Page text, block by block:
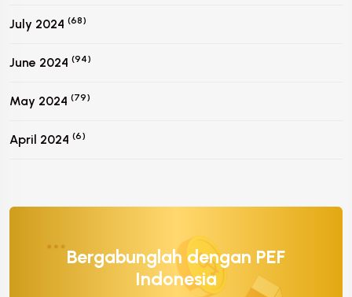
July 2024 (68)
June 2024 (94)
May 2024 (79)
April 2024 (6)
Bergabunglah dengan PEF
Indonesia